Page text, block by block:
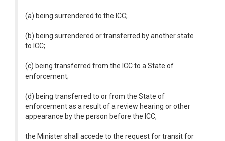
(a) being surrendered to the ICC;
(b) being surrendered or transferred by another state
to ICC;
(c) being transferred from the ICC to a State of
enforcement;
(d) being transferred to or from the State of
enforcement as a result of a review hearing or other
appearance by the person before the ICC,
the Minister shall accede to the request for transit for